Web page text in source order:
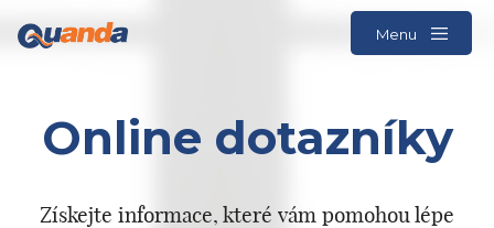
Menu
Online dotazníky
Získejte informace, které vám pomohou lépe